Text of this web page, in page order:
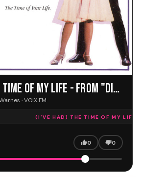
(I'VE HAD) THE TIME OF MY LIFE - FROM "DIRTY DANCING" SOUNDTRACK
· VOIX FM
(I'VE HAD) THE TIME OF MY LIFE -
0 0